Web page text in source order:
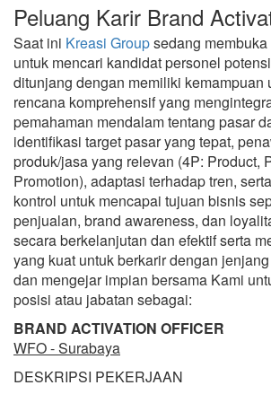
Peluang Karir Brand
Saat ini Kreasi Groupsedang
untuk mencari kandidat personel
ditunjang dengan memiliki kemampuan
rencana komprehensif yang
pemahaman mendalam tentang pasar
identifikasi target pasar yang tepat,
produk/jasa yang relevan (4P: Product,
Promotion), adaptasi terhadap tren,
kontrol untuk mencapai tujuan bisnis
penjualan, brand awareness, dan
secara berkelanjutan dan efektif serta
yang kuat untuk berkarir dengan
dan mengejar impian bersama Kami
posisi atau jabatan sebagai:
BRAND ACTIVATION OFFICER
WFO - Surabaya
DESKRIPSI PEKERJAAN